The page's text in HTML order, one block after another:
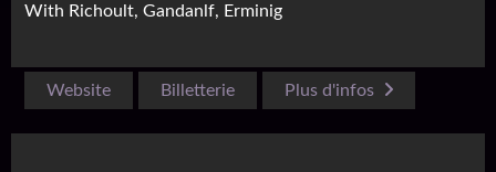
With Richoult, Gandanlf, Erminig
Website Billetterie Plus d'infos